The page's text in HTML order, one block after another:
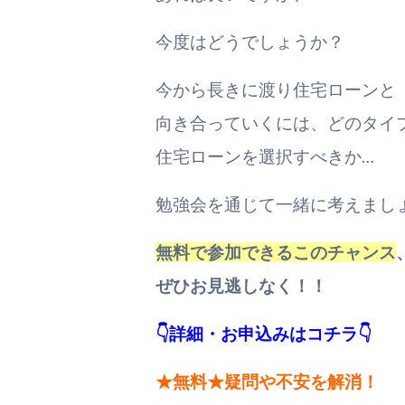
今度はどうでしょうか？
今から長きに渡り住宅ローンと
向き合っていくには、どのタイ
住宅ローンを選択すべきか…
勉強会を通じて一緒に考えまし
無料で参加できるこのチャンス、
ぜひお見逃しなく！！
👇詳細・お申込みはコチラ👇
★無料★疑問や不安を解消 ！